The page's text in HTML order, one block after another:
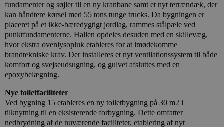
fundamenter og søjler til en ny kranbane samt et nyt terrændæk, der
kan håndtere kørsel med 55 tons tunge trucks. Da bygningen er
placeret på et ikke-bæredygtigt jordlag, rammes stålpæle ved
punktfundamenterne. Hallen opdeles desuden med en skillevæg,
hvor ekstra ovenlysopluk etableres for at imødekomme
brandtekniske krav. Der installeres et nyt ventilationssystem til både
komfort og svejseudsugning, og gulvet afsluttes med en
epoxybelægning.
Nye toiletfaciliteter
Ved bygning 15 etableres en ny toiletbygning på 30 m2 i
tilknytning til en eksisterende forbygning. Dette omfatter
nedbrydning af de nuværende faciliteter, etablering af nyt